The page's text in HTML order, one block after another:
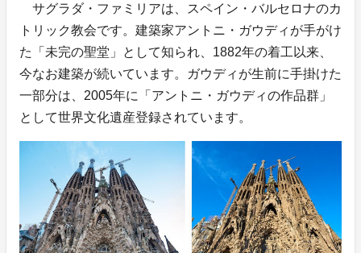
サグラダ・ファミリアは、スペイン・バルセロナのカ
トリック教会です。建築家アントニ・ガウディが手がけ
た「未完の聖堂」として知られ、1882年の着工以来、
今なお建築が続いています。ガウディが生前に手掛けた
一部分は、2005年に「アントニ・ガウディの作品群」
として世界文化遺産登録されています。